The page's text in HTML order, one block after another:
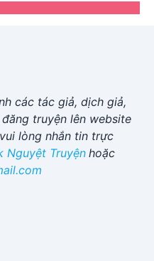
các tác giả, dịch giả,
truyện lên website
lòng nhắn tin trực
Nguyệt Truyện hoặc